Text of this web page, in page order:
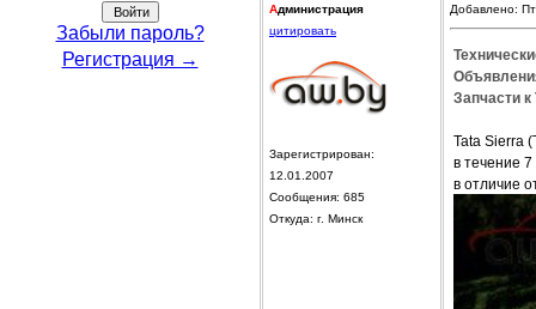
Забыли пароль?
Регистрация →
Администрация
цитировать
Зарегистрирован:
12.01.2007
Сообщения: 685
Откуда: г. Минск
Добавлено:
Запчасти к
Tata Sierra
в течение
в отличие